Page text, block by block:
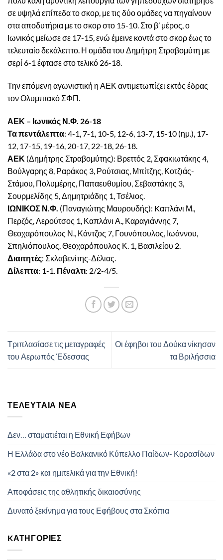
σε υψηλά επίπεδα το σκορ, με τις δύο ομάδες να πηγαίνουν
στα αποδυτήρια με το σκορ στο 15-10. Στο β’ μέρος, ο
Ιωνικός μείωσε σε 17-15, ενώ έμεινε κοντά στο σκορ έως το
τελευταίο δεκάλεπτο. Η ομάδα του Δημήτρη Στραβομύτη με
σερί 6-1 έφτασε στο τελικό 26-18.
Την επόμενη αγωνιστική η ΑΕΚ αντιμετωπίζει εκτός έδρας
τον Ολυμπιακό ΣΦΠ.
ΑΕΚ – Ιωνικός Ν.Φ. 26-18
Τα πεντάλεπτα: 4-1, 7-1, 10-5, 12-6, 13-7, 15-10 (ημ.), 17-
12, 17-15, 19-16, 20-17, 22-18, 26-18.
ΑΕΚ (Δημήτρης Στραβομύτης): Βρεττός 2, Σφακιωτάκης 4,
Βούλγαρης 8, Ραράκος 3, Ρούτσιας, Μπίτζης, Κοτζιάς-
Στάμου, Πολυμέρης, Παπαευθυμίου, Σεβαστάκης 3,
Σουρμελίδης 5, Δημητριάδης 1, Τσέλιος.
ΙΩΝΙΚΟΣ Ν.Φ. (Παναγιώτης Μαυρουδής): Kαπλάνι Μ.,
Περζός, Λερούτσος 1, Καπλάνι Α., Καραγιάννης 7,
Θεοχαρόπουλος Ν., Κάντζος 7, Γουνόπουλος, Ιωάννου,
Σπηλιόπουλος, Θεοχαρόπουλος Κ. 1, Βασιλείου 2.
Διαιτητές: Σκλαβενίτης-Δέλιας.
Δίλεπτα: 1-1. Πέναλτι: 2/2-4/5.
Τριπλασίασε τις μεταγραφές
του Αερωπός Έδεσσας
Οι έφηβοι του Δούκα νίκησαν
τα Βριλήσσια
ΤΕΛΕΥΤΑΊΑ ΝΈΑ
Δεν… σταματιέται η Εθνική Εφήβων
Η Ελλάδα στο νέο Βαλκανικό Κύπελλο Παίδων- Κορασίδων
«2 στα 2» και ημιτελικά για την Εθνική!
Αποφάσεις της αθλητικής δικαιοσύνης
Δυνατό ξεκίνημα για τους Εφήβους στα Σκόπια
KΑΤΗΓΟΡΊΕΣ